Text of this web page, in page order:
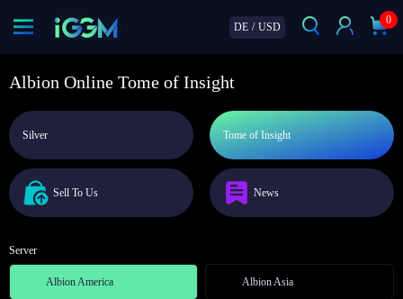
DE / USD
0
Albion Online Tome of Insight
Silver Tome of Insight
Sell To Us News
Server
Albion America Albion Asia